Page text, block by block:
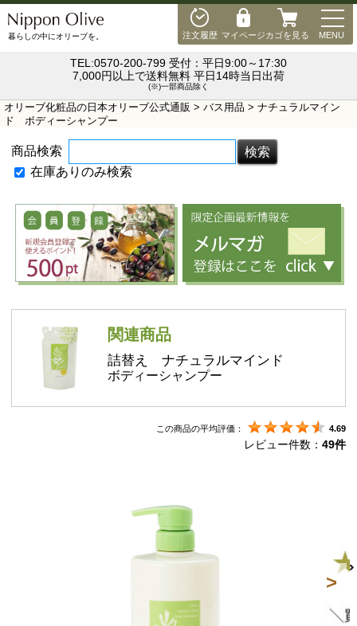
注文履歴 マイページカゴを見る MENU
暮らしの中にオリーブを。
TEL:0570-200-799 受付：平日9:00～17:30
7,000円以上で送料無料 平日14時当日出荷
(※)一部商品除く
オリーブ化粧品の日本オリーブ公式通販 > バス用品 > ナチュラルマイン
ド ボディーシャンプー
商品検索
在庫ありのみ検索
関連商品
詰替え ナチュラルマインド
ボディーシャンプー
この商品の平均評価： 4.69
レビュー件数： 49件